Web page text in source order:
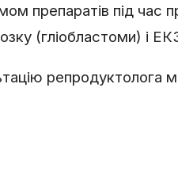
препаратів під час
(гліобластоми) і
репродуктолога